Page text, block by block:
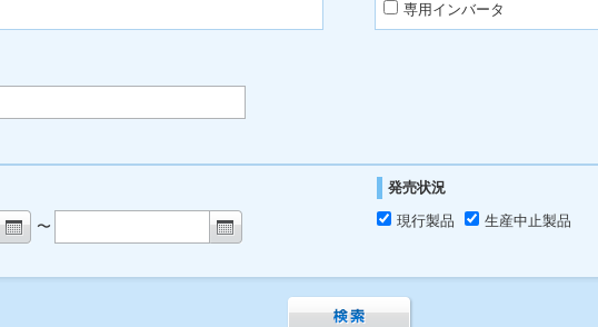
専用インバータ
〜
発売状況
現行製品
生産中止製品